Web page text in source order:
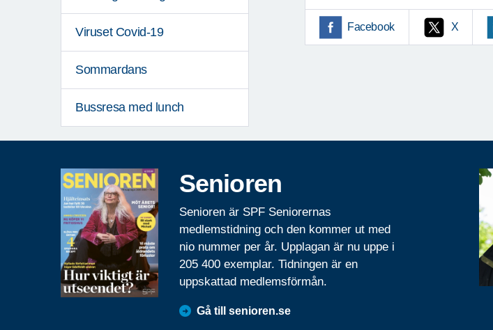
Viruset Covid-19
Sommardans
Bussresa med lunch
Facebook X
Senioren
Senioren är SPF Seniorernas
medlemstidning och den kommer ut med
nio nummer per år. Upplagan är nu uppe i
205 400 exemplar. Tidningen är en
uppskattad medlemsförmån.
Gå till senioren.se